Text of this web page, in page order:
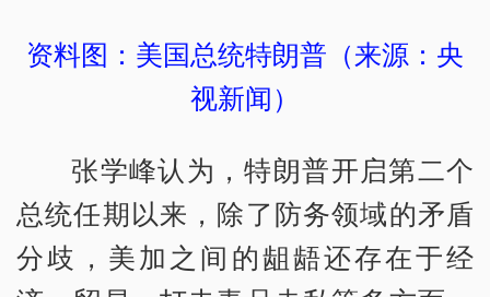
资料图：美国总统特朗普（来源：央
视新闻）
张学峰认为，特朗普开启第二个
总统任期以来，除了防务领域的矛盾
分歧，美加之间的龃龉还存在于经